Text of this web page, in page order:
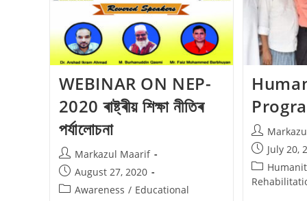
WEBINAR ON NEP-
2020 ৰাষ্ট্ৰীয় শিক্ষা নীতিৰ
পৰ্যালোচনা
Markazul Maarif
August 27, 2020
Awareness / Educational
July 20,